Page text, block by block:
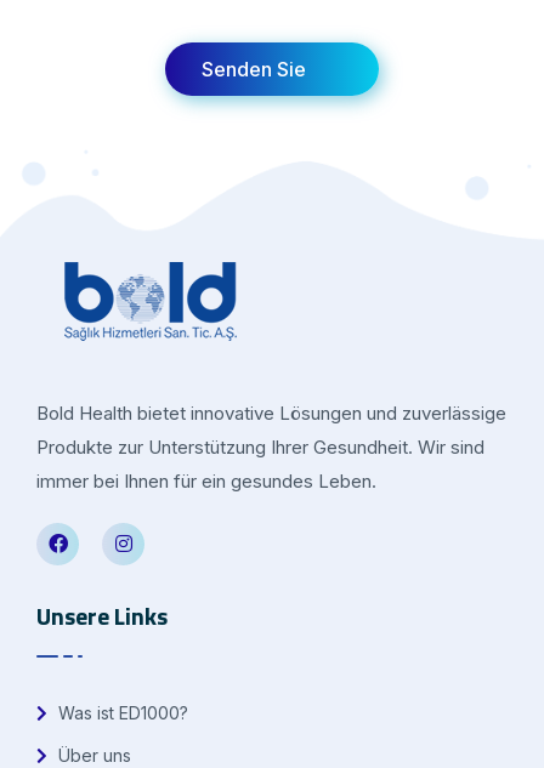
Bold Health bietet innovative Lösungen und zuverlässige
Produkte zur Unterstützung Ihrer Gesundheit. Wir sind
immer bei Ihnen für ein gesundes Leben.
Unsere Links
Was ist ED1000?
Über uns